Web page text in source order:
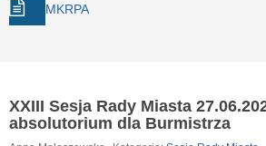
MKRPA
XXIII Sesja Rady Miasta
absolutorium dla Burmistrza